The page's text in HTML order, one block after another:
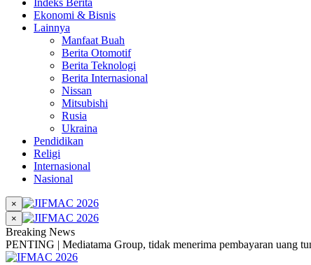
Indeks Berita
Ekonomi & Bisnis
Lainnya
Manfaat Buah
Berita Otomotif
Berita Teknologi
Berita Internasional
Nissan
Mitsubishi
Rusia
Ukraina
Pendidikan
Religi
Internasional
Nasional
×
×
Breaking News
PENTING | Mediatama Group, tidak menerima pembayaran uang